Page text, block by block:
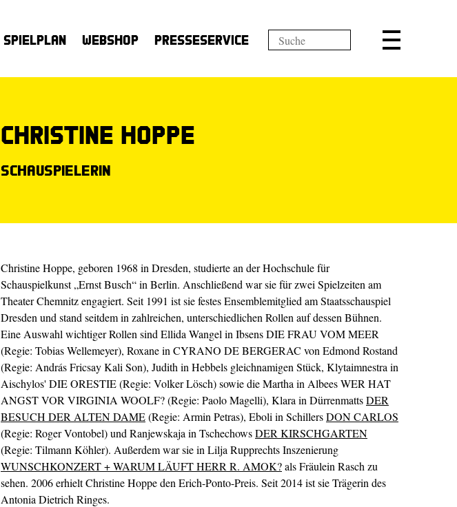
Spielplan Webshop Presseservice
Christine Hoppe
Schauspielerin
Christine Hoppe, geboren 1968 in Dresden, studierte an der Hochschule für
Schauspielkunst „Ernst Busch“ in Berlin. Anschließend war sie für zwei Spielzeiten am
Theater Chemnitz engagiert. Seit 1991 ist sie festes Ensemblemitglied am Staatsschauspiel
Dresden und stand seitdem in zahlreichen, unterschiedlichen Rollen auf dessen Bühnen.
Eine Auswahl wichtiger Rollen sind Ellida Wangel in Ibsens DIE FRAU VOM MEER
(Regie: Tobias Wellemeyer), Roxane in CYRANO DE BERGERAC von Edmond Rostand
(Regie: András Fricsay Kali Son), Judith in Hebbels gleichnamigen Stück, Klytaimnestra in
Aischylos' DIE ORESTIE (Regie: Volker Lösch) sowie die Martha in Albees WER HAT
ANGST VOR VIRGINIA WOOLF? (Regie: Paolo Magelli), Klara in DürrenmattsDER
BESUCH DER ALTEN DAME(Regie: Armin Petras), Eboli in SchillersDON CARLOS
(Regie: Roger Vontobel) und Ranjewskaja in TschechowsDER KIRSCHGARTEN
(Regie: Tilmann Köhler). Außerdem war sie in Lilja Rupprechts Inszenierung
WUNSCHKONZERT + WARUM LÄUFT HERR R. AMOK?als Fräulein Rasch zu
sehen. 2006 erhielt Christine Hoppe den Erich-Ponto-Preis. Seit 2014 ist sie Trägerin des
Antonia Dietrich Ringes.